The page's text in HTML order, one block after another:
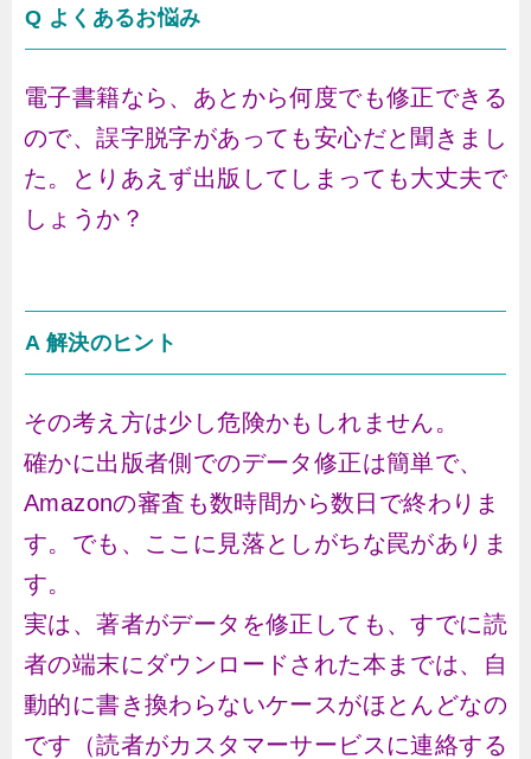
Q よくあるお悩み
電子書籍なら、あとから何度でも修正できる
ので、誤字脱字があっても安心だと聞きまし
た。とりあえず出版してしまっても大丈夫で
しょうか？
A 解決のヒント
その考え方は少し危険かもしれません。
確かに出版者側でのデータ修正は簡単で、
Amazonの審査も数時間から数日で終わりま
す。でも、ここに見落としがちな罠がありま
す。
実は、著者がデータを修正しても、すでに読
者の端末にダウンロードされた本までは、自
動的に書き換わらないケースがほとんどなの
です（読者がカスタマーサービスに連絡する